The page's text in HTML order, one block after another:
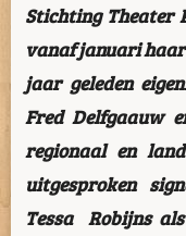
Stichting Theater
vanaf januari
jaar geleden
Fred Delfgaauw
regionaal en
uitgesproken
Tessa Robijns